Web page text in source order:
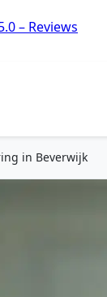
– Reviews
in Beverwijk